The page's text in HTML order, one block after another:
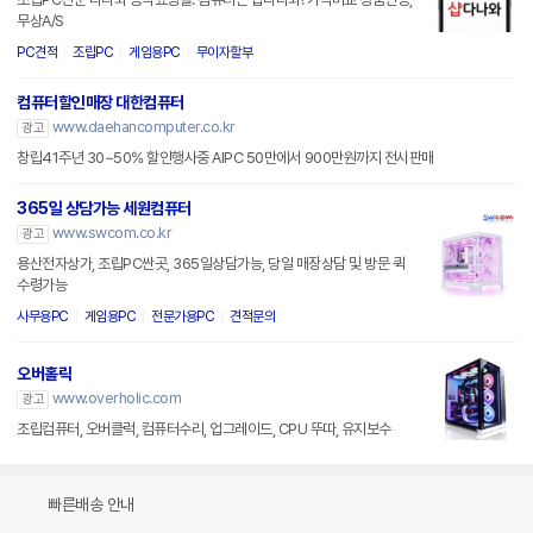
무상A/S
PC견적 조립PC 게임용PC 무이자할부
컴퓨터할인매장 대한컴퓨터
광고 www.daehancomputer.co.kr
창립41주년 30~50% 할인행사중 AIPC 50만에서 900만원까지 전시판매
365일 상담가능 세원컴퓨터
광고 www.swcom.co.kr
용산전자상가, 조립PC싼곳, 365일상담가능, 당일 매장상담 및 방문 퀵
수령가능
사무용PC 게임용PC 전문가용PC 견적문의
오버홀릭
광고 www.overholic.com
조립컴퓨터, 오버클럭, 컴퓨터수리, 업그레이드, CPU 뚜따, 유지보수
빠른배송 안내